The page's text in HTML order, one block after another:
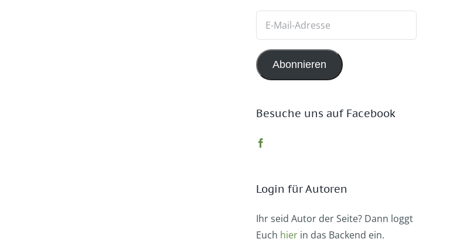
Adresse
Abonnieren
Besuche uns auf Facebook
Login für Autoren
Ihr seid Autor der Seite? Dann loggt
Euch hier in das Backend ein.